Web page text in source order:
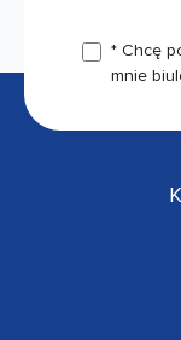
* Chcę
mnie